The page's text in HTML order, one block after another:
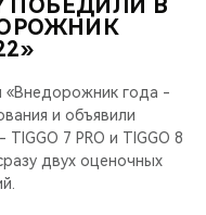
ПОБЕДИЛИ В
«Внедорожник года -
и объявили
7 PRO и TIGGO 8
двух оценочных